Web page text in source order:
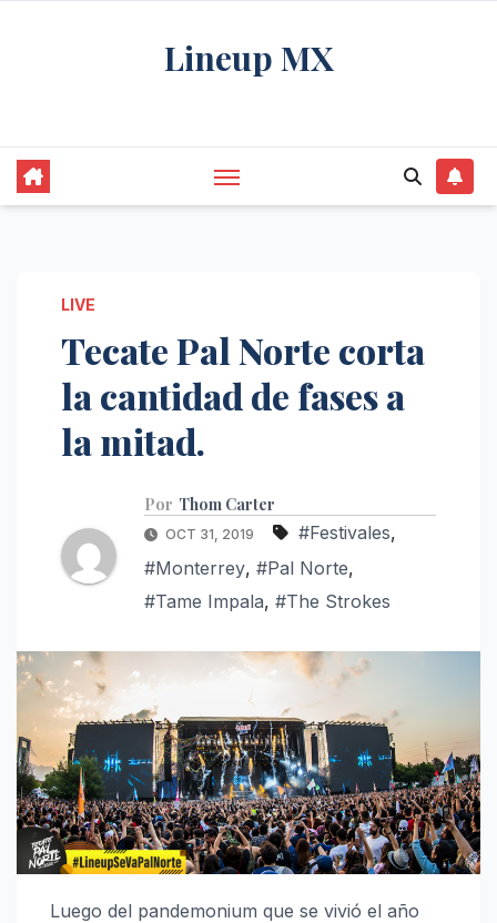
Lineup MX
LIVE
Tecate Pal Norte corta
la cantidad de fases a
la mitad.
Por Thom Carter
OCT 31, 2019 #Festivales,
#Monterrey, #Pal Norte,
#Tame Impala, #The Strokes
Luego del pandemonium que se vivió el año